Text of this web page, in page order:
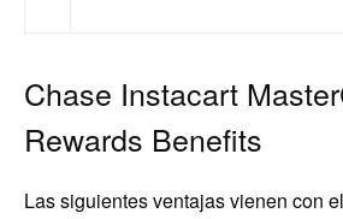
Chase Instacart
Rewards Benefits
Las siguientes ventajas vienen con